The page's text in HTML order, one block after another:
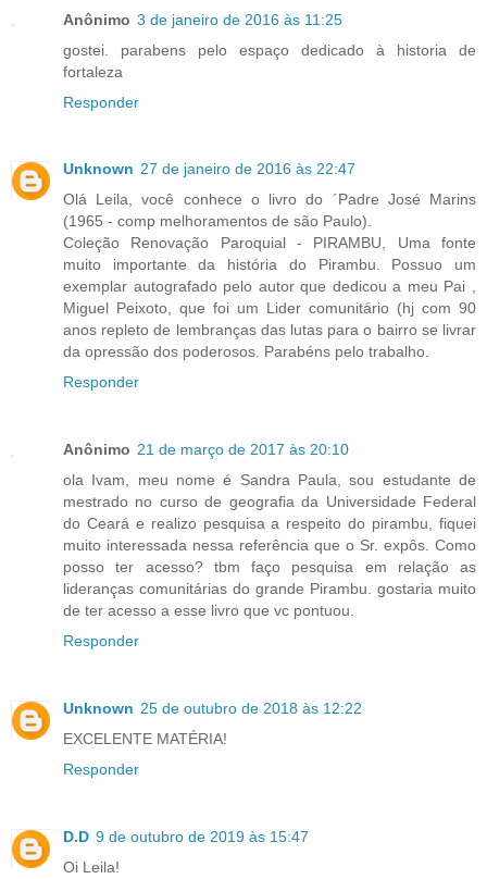
Anônimo 3 de janeiro de 2016 às 11:25
gostei. parabens pelo espaço dedicado à historia de
fortaleza
Responder
Unknown 27 de janeiro de 2016 às 22:47
Olá Leila, você conhece o livro do ´Padre José Marins
(1965 - comp melhoramentos de são Paulo).
Coleção Renovação Paroquial - PIRAMBU, Uma fonte
muito importante da história do Pirambu. Possuo um
exemplar autografado pelo autor que dedicou a meu Pai ,
Miguel Peixoto, que foi um Lider comunitário (hj com 90
anos repleto de lembranças das lutas para o bairro se livrar
da opressão dos poderosos. Parabéns pelo trabalho.
Responder
Anônimo 21 de março de 2017 às 20:10
ola Ivam, meu nome é Sandra Paula, sou estudante de
mestrado no curso de geografia da Universidade Federal
do Ceará e realizo pesquisa a respeito do pirambu, fiquei
muito interessada nessa referência que o Sr. expôs. Como
posso ter acesso? tbm faço pesquisa em relação as
lideranças comunitárias do grande Pirambu. gostaria muito
de ter acesso a esse livro que vc pontuou.
Responder
Unknown 25 de outubro de 2018 às 12:22
EXCELENTE MATÉRIA!
Responder
D.D 9 de outubro de 2019 às 15:47
Oi Leila!